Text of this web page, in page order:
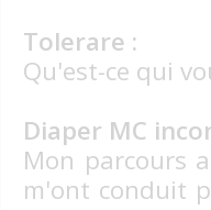
Tolerare :
Qu'est-ce qui
Diaper MC
Mon parcours
m'ont conduit